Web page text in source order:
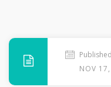
Published
NOV 17,